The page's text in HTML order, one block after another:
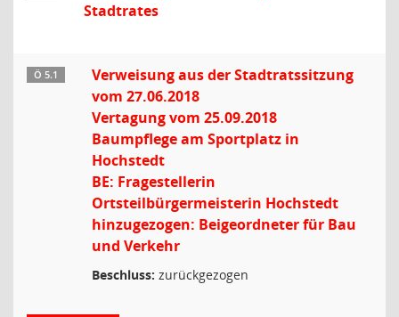
Stadtrates
Ö 5.1
Verweisung aus der Stadtratssitzung
vom 27.06.2018
Vertagung vom 25.09.2018
Baumpflege am Sportplatz in
Hochstedt
BE: Fragestellerin
Ortsteilbürgermeisterin Hochstedt
hinzugezogen: Beigeordneter für Bau
und Verkehr
Beschluss: zurückgezogen